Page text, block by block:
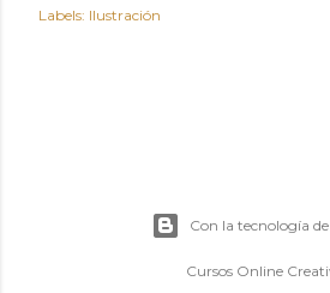
Labels: Ilustración
Con la tecnología
Cursos Online